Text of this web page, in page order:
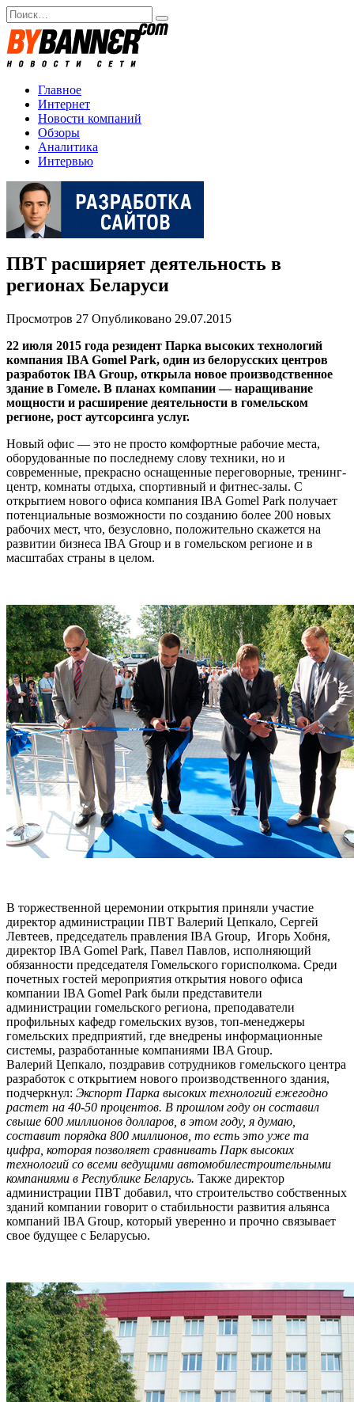
Перейти
к
содержанию
Search
for:
Главное
Интернет
Новости компаний
Обзоры
Аналитика
Интервью
ПВТ расширяет деятельность в
регионах Беларуси
Просмотров 27 Опубликовано 29.07.2015
22 июля 2015 года резидент Парка высоких технологий
компания IBA Gomel Park, один из белорусских центров
разработок IBA Group, открыла новое производственное
здание в Гомеле. В планах компании — наращивание
мощности и расширение деятельности в гомельском
регионе, рост аутсорсинга услуг.
Новый офис — это не просто комфортные рабочие места,
оборудованные по последнему слову техники, но и
современные, прекрасно оснащенные переговорные, тренинг-
центр, комнаты отдыха, спортивный и фитнес-залы. С
открытием нового офиса компания IBA Gomеl Park получает
потенциальные возможности по созданию более 200 новых
рабочих мест, что, безусловно, положительно скажется на
развитии бизнеса IBA Group и в гомельском регионе и в
масштабах страны в целом.
В торжественной церемонии открытия приняли участие
директор администрации ПВТ Валерий Цепкало, Сергей
Левтеев, председатель правления IBA Group, Игорь Хобня,
директор IBA Gomel Рark, Павел Павлов, исполняющий
обязанности председателя Гомельского горисполкома. Среди
почетных гостей мероприятия открытия нового офиса
компании IBA Gomel Park были представители
администрации гомельского региона, преподаватели
профильных кафедр гомельских вузов, топ-менеджеры
гомельских предприятий, где внедрены информационные
системы, разработанные компаниями IBA Group.
Валерий Цепкало, поздравив сотрудников гомельского центра
разработок с открытием нового производственного здания,
подчеркнул: Экспорт Парка высоких технологий ежегодно
растет на 40-50 процентов. В прошлом году он составил
свыше 600 миллионов долларов, в этом году, я думаю,
составит порядка 800 миллионов, то есть это уже та
цифра, которая позволяет сравнивать Парк высоких
технологий со всеми ведущими автомобилестроительными
компаниями в Республике Беларусь. Также директор
администрации ПВТ добавил, что строительство собственных
зданий компании говорит о стабильности развития альянса
компаний IBA Group, который уверенно и прочно связывает
свое будущее с Беларусью.